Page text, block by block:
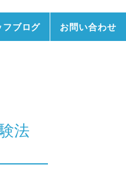
フブログ お問い合わせ
法